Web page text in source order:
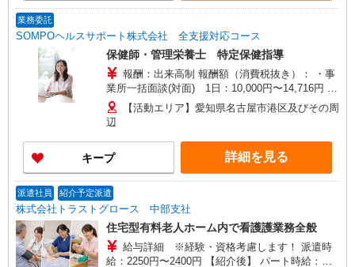
業務委託
SOMPOヘルスサポート株式会社 全支援対応コース
保健師・管理栄養士 特定保健指導
報酬：出来高制 報酬額（消費税抜き）： ・事
業所一括面談(対面) 1日：10,000円〜14,716円 ・
個別訪問(対面) 1件：4,286円〜5,239円 ・遠隔面
談 1件：1,500〜1,691円 ・電話支援 1件：
1,000円〜1,429円 ・ICTメール支援 1件：500円
※上記金額に消費税を加えた金額をお支払いいた
します ※交通費・電話代は弊社負担。その他、支
援内容により細則あり。
【活動エリア】愛知県名古屋市港区及びその周
辺
キープ 詳細を見る
派遣社員 紹介予定派遣
株式会社トラストグロース 中部支社
住宅型有料老人ホーム内で看護護業務全般
給与詳細 ※経験・資格考慮します！ 派遣時
給：2250円〜2400円 【紹介後】 パート時給：